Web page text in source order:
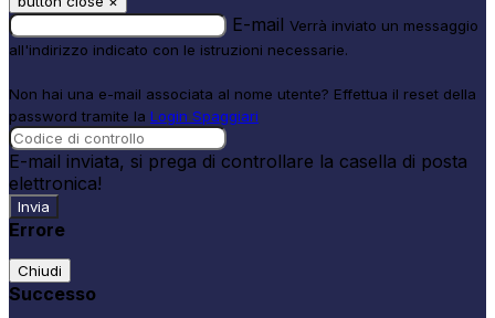
E-mail Verrà inviato un messaggio
all'indirizzo indicato con le istruzioni necessarie.
Non hai una e-mail associata al nome utente? Effettua il reset della
password tramite la Login Spaggiari
E-mail inviata, si prega di controllare la casella di posta
elettronica!
Errore
Chiudi
Successo